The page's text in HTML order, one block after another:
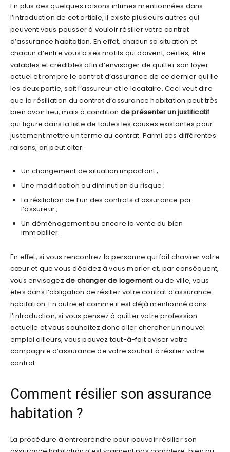
En plus des quelques raisons infimes mentionnées dans
l’introduction de cet article, il existe plusieurs autres qui
peuvent vous pousser à vouloir résilier votre contrat
d’assurance habitation. En effet, chacun sa situation et
chacun d’entre vous a ses motifs qui doivent, certes, être
valables et crédibles afin d’envisager de quitter son loyer
actuel et rompre le contrat d’assurance de ce dernier qui lie
les deux partie, soit l’assureur et le locataire. Ceci veut dire
que la résiliation du contrat d’assurance habitation peut très
bien avoir lieu, mais à condition de présenter un justificatif
qui figure dans la liste de toutes les causes existantes pour
justement mettre un terme au contrat. Parmi ces différentes
raisons, on peut citer :
Un changement de situation impactant ;
Une modification ou diminution du risque ;
La résiliation de l’un des contrats d’assurance par
l’assureur ;
Un déménagement ou encore la vente du bien
immobilier.
En effet, si vous rencontrez la personne qui fait chavirer votre
cœur et que vous décidez à vous marier et, par conséquent,
vous envisagez de changer de logementou de ville, vous
êtes dans l’obligation de résilier votre contrat d’assurance
habitation. En outre et comme il est déjà mentionné dans
l’introduction, si vous pensez à quitter votre profession
actuelle et vous souhaitez donc aller chercher un nouvel
emploi ailleurs, vous pouvez tout-à-fait aviser votre
compagnie d’assurance de votre souhait à résilier votre
contrat.
Comment résilier son assurance
habitation ?
La procédure à entreprendre pour pouvoir résilier son